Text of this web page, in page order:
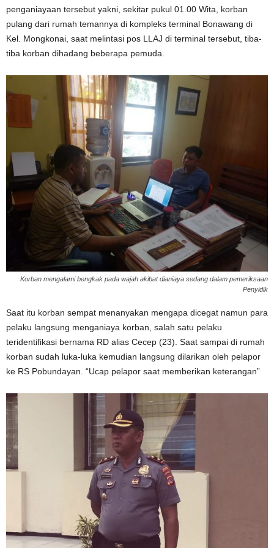
penganiayaan tersebut yakni, sekitar pukul 01.00 Wita, korban
pulang dari rumah temannya di kompleks terminal Bonawang di
Kel. Mongkonai, saat melintasi pos LLAJ di terminal tersebut, tiba-
tiba korban dihadang beberapa pemuda.
Korban mengalami bengkak pada wajah akibat dianiaya sedang dalam pemeriksaan
Penyidik
Saat itu korban sempat menanyakan mengapa dicegat namun para
pelaku langsung menganiaya korban, salah satu pelaku
teridentifikasi bernama RD alias Cecep (23). Saat sampai di rumah
korban sudah luka-luka kemudian langsung dilarikan oleh pelapor
ke RS Pobundayan. “Ucap pelapor saat memberikan keterangan”